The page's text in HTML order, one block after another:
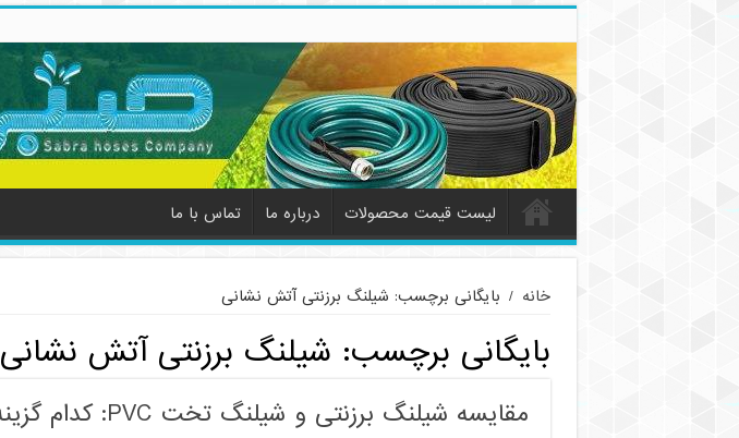
لیست قیمت محصولات درباره ما تماس با ما
خانه / بایگانی برچسب: شیلنگ برزنتی آتش نشانی
بایگانی برچسب: شیلنگ برزنتی آتش نشانی
مقایسه شیلنگ برزنتی و شیلنگ تخت PVC: کدام گزینه بهتر است؟